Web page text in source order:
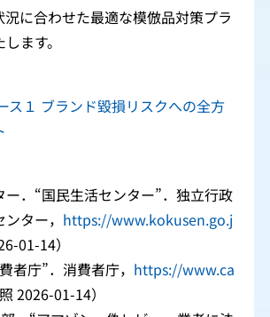
に合わせた最適な模倣品対策プラ
ます。
ス１ ブランド毀損リスクへの全方
．“国民生活センター”．独立行政
ター， https://www.kokusen.go.j
01-14）
庁”．消費者庁， https://www.ca
2026-01-14）